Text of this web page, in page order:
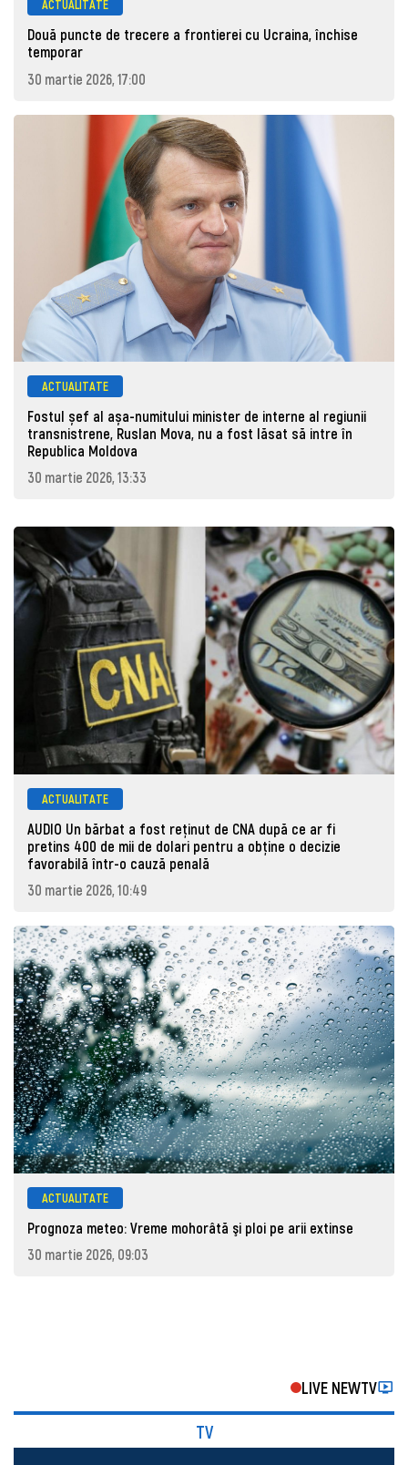
ACTUALITATE
Două puncte de trecere a frontierei cu Ucraina, închise
temporar
30 martie 2026, 17:00
ACTUALITATE
Fostul șef al așa-numitului minister de interne al regiunii
transnistrene, Ruslan Mova, nu a fost lăsat să intre în
Republica Moldova
30 martie 2026, 13:33
ACTUALITATE
AUDIO Un bărbat a fost reținut de CNA după ce ar fi
pretins 400 de mii de dolari pentru a obține o decizie
favorabilă într-o cauză penală
30 martie 2026, 10:49
ACTUALITATE
Prognoza meteo: Vreme mohorâtă şi ploi pe arii extinse
30 martie 2026, 09:03
LIVE NEWTV
TV